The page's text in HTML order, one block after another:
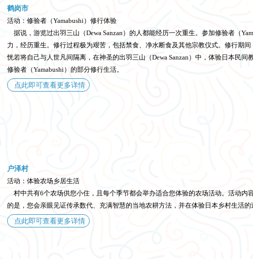
鹤岗市
活动：修验者（Yamabushi）修行体验
据说，游览过出羽三山（Dewa Sanzan）的人都能经历一次重生。参加修验者（
力，经历重生。修行过程极为艰苦，包括禁食、净水断食及其他宗教仪式。修行期间
恍若将自己与人世凡间隔离，在神圣的出羽三山（Dewa Sanzan）中，体验日本民间
修验者（Yamabushi）的部分修行生活。
点此即可查看更多详情
户泽村
活动：体验农场乡居生活
村中共有6个农场供您小住，且每个季节都会举办适合您体验的农场活动。活动内
的是，您会亲眼见证传承数代、充满智慧的当地农耕方法，并在体验日本乡村生活的
点此即可查看更多详情